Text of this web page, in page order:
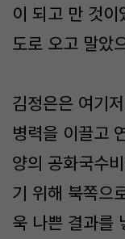
이 되고 만 것
도로 오고 말았
김정은은 여기
병력을 이끌고
양의 공화국수
기 위해 북쪽으
욱 나쁜 결과를